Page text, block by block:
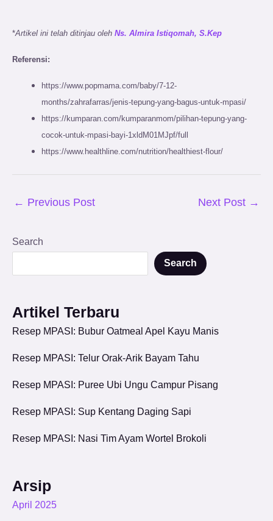
*Artikel ini telah ditinjau oleh Ns. Almira Istiqomah, S.Kep
Referensi:
https://www.popmama.com/baby/7-12-
months/zahrafarras/jenis-tepung-yang-bagus-untuk-mpasi/
https://kumparan.com/kumparanmom/pilihan-tepung-yang-
cocok-untuk-mpasi-bayi-1xldM01MJpf/full
https://www.healthline.com/nutrition/healthiest-flour/
← Previous Post Next Post →
Search
Search
Artikel Terbaru
Resep MPASI: Bubur Oatmeal Apel Kayu Manis
Resep MPASI: Telur Orak-Arik Bayam Tahu
Resep MPASI: Puree Ubi Ungu Campur Pisang
Resep MPASI: Sup Kentang Daging Sapi
Resep MPASI: Nasi Tim Ayam Wortel Brokoli
Arsip
April 2025